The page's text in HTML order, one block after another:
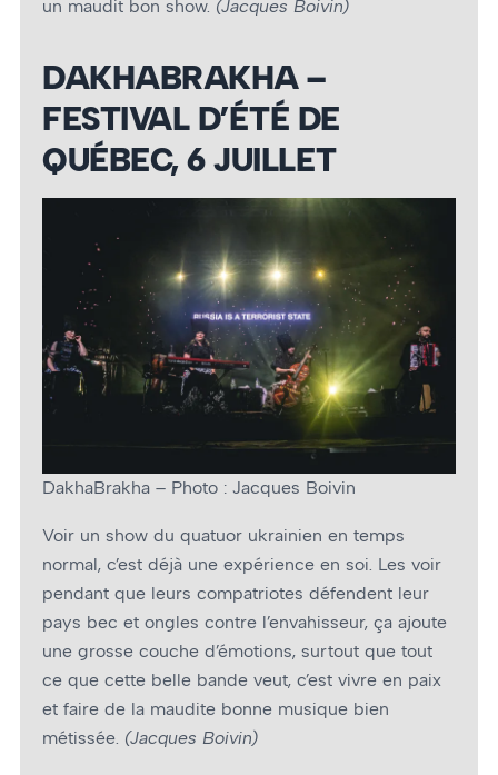
un maudit bon show. (Jacques Boivin)
DAKHABRAKHA –
FESTIVAL D’ÉTÉ DE
QUÉBEC, 6 JUILLET
DakhaBrakha – Photo : Jacques Boivin
Voir un show du quatuor ukrainien en temps
normal, c’est déjà une expérience en soi. Les voir
pendant que leurs compatriotes défendent leur
pays bec et ongles contre l’envahisseur, ça ajoute
une grosse couche d’émotions, surtout que tout
ce que cette belle bande veut, c’est vivre en paix
et faire de la maudite bonne musique bien
métissée. (Jacques Boivin)